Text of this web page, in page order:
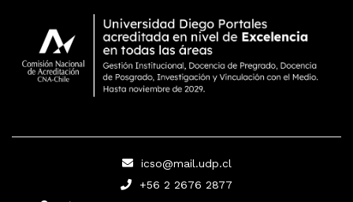
icso@mail.udp.cl
+56 2 2676 2877